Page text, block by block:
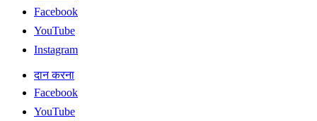
Facebook
YouTube
Instagram
दान करना
Facebook
YouTube